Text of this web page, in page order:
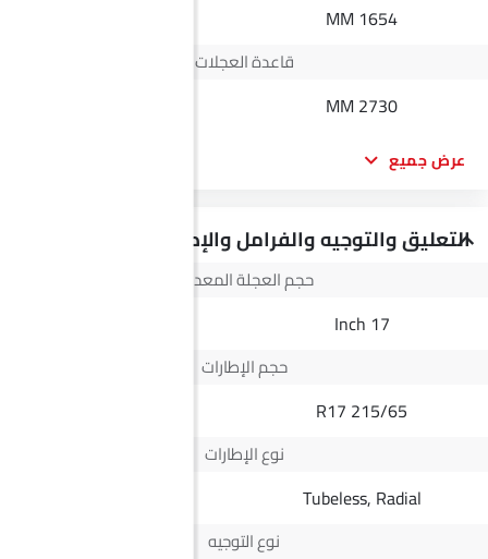
1654 MM
قاعدة العجلات
2730 MM
عرض جميع
التعليق والتوجيه والفرامل والإطارات
حجم العجلة المعدنية
17 Inch
حجم الإطارات
215/65 R17
نوع الإطارات
Tubeless, Radial
نوع التوجيه